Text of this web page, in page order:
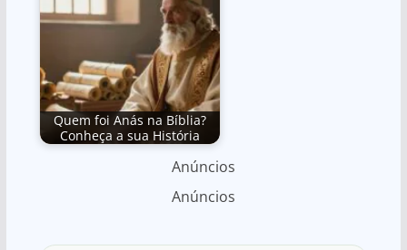
Quem foi Anás na Bíblia?
Conheça a sua História
Anúncios
Anúncios